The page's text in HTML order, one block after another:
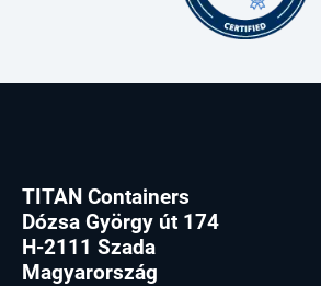
TITAN Containers
Dózsa György út 174
H-2111 Szada
Magyarország